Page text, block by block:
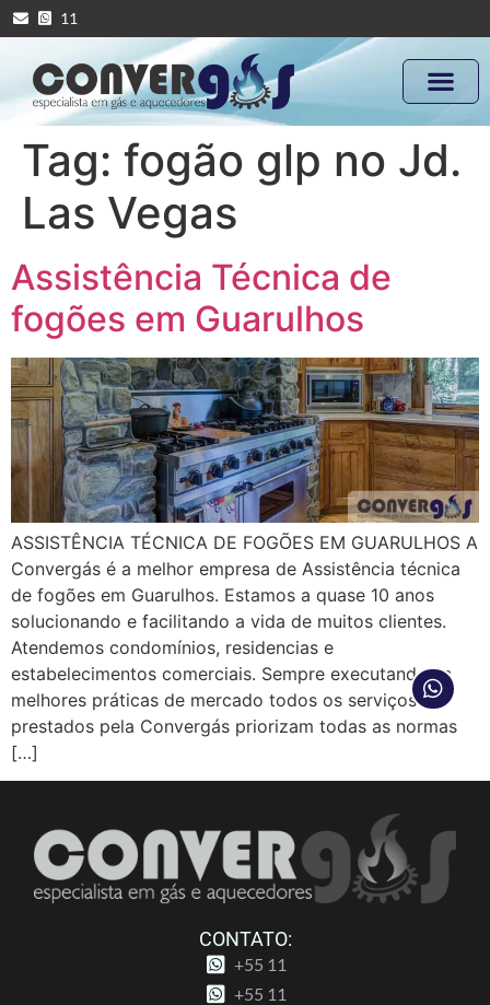
11
Tag: fogão glp no Jd.
Las Vegas
Assistência Técnica de
fogões em Guarulhos
ASSISTÊNCIA TÉCNICA DE FOGÕES EM GUARULHOS A
Convergás é a melhor empresa de Assistência técnica
de fogões em Guarulhos. Estamos a quase 10 anos
solucionando e facilitando a vida de muitos clientes.
Atendemos condomínios, residencias e
estabelecimentos comerciais. Sempre executando as
melhores práticas de mercado todos os serviços
prestados pela Convergás priorizam todas as normas
[…]
CONTATO:
+55 11
+55 11